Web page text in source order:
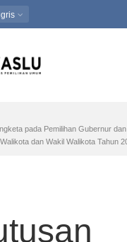
pada Pemilihan Gubernur
dan Wakil Walikota Tahun